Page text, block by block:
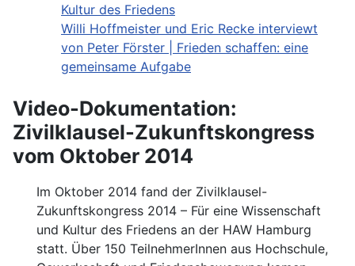
Kultur des Friedens
Willi Hoffmeister und Eric Recke interviewt
von Peter Förster | Frieden schaffen: eine
gemeinsame Aufgabe
Video-Dokumentation:
Zivilklausel-Zukunftskongress
vom Oktober 2014
Im Oktober 2014 fand der Zivilklausel-
Zukunftskongress 2014 – Für eine Wissenschaft
und Kultur des Friedens an der HAW Hamburg
statt. Über 150 TeilnehmerInnen aus Hochschule,